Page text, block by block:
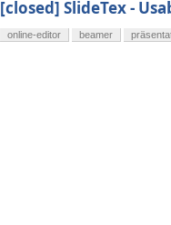
[closed] SlideTex -
online-editor beamer